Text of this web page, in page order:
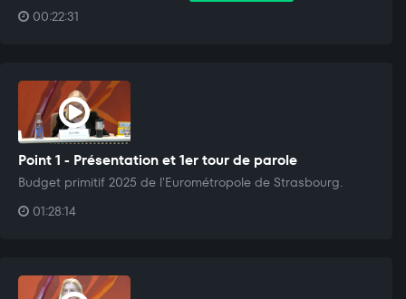
00:22:31
Point 1 - Présentation et 1er tour de parole
Budget primitif 2025 de l'Eurométropole de Strasbourg.
01:28:14